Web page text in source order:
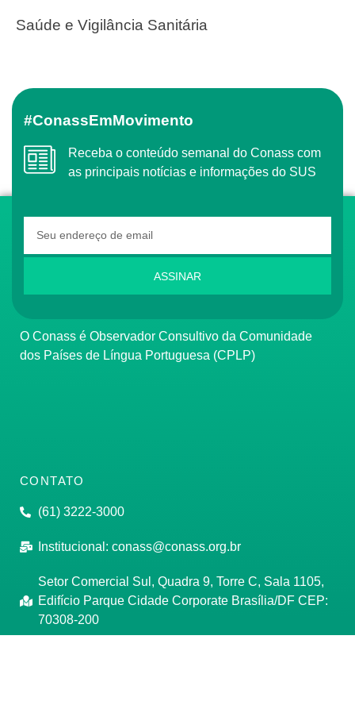
Saúde e Vigilância Sanitária
#ConassEmMovimento
Receba o conteúdo semanal do Conass com
as principais notícias e informações do SUS
ASSINAR
O Conass é Observador Consultivo da Comunidade
dos Países de Língua Portuguesa (CPLP)
CONTATO
(61) 3222-3000
Institucional: conass@conass.org.br
Setor Comercial Sul, Quadra 9, Torre C, Sala 1105,
Edifício Parque Cidade Corporate Brasília/DF CEP:
70308-200